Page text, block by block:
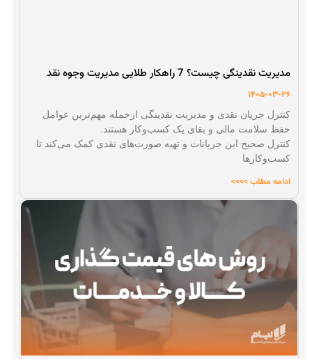
مدیریت نقدینگی چیست؟ 7 راهکار طلایی مدیریت وجوه نقد
1405-03-26
کنترل جریان نقدی و مدیریت نقدینگی ازجمله مهم‌ترین عوامل
حفظ سلامت مالی و بقای یک کسب‌و‌کار هستند.
کنترل صحیح این جریانات و تهیه صورت‌های نقدی کمک می‌کند تا
کسب‌وکارها
ادامه مطلب >>>>